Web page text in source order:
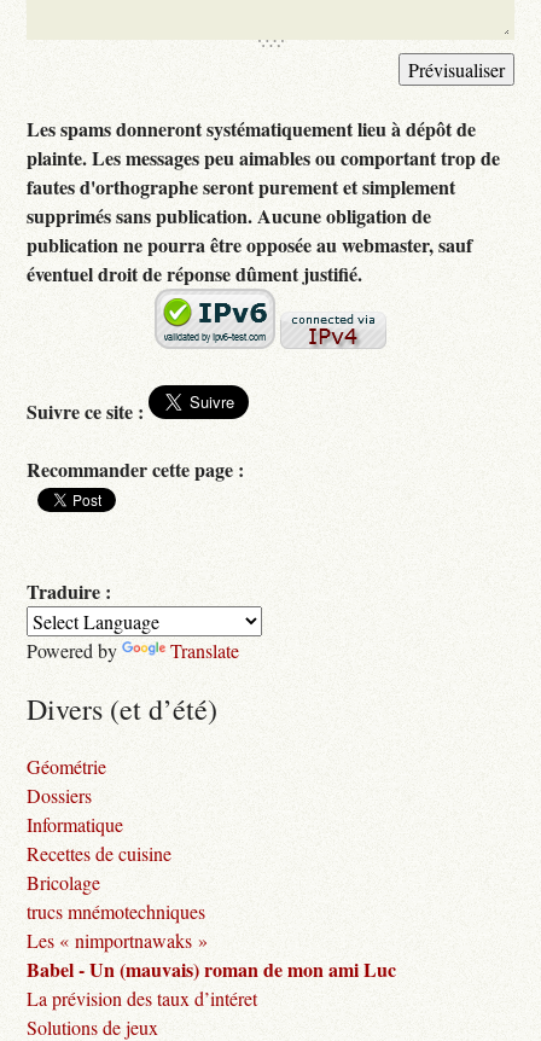
Les spams donneront systématiquement lieu à dépôt de
plainte. Les messages peu aimables ou comportant trop de
fautes d'orthographe seront purement et simplement
supprimés sans publication. Aucune obligation de
publication ne pourra être opposée au webmaster, sauf
éventuel droit de réponse dûment justifié.
Suivre ce site :
Recommander cette page :
Traduire :
Powered by Translate
Divers (et d’été)
Géométrie
Dossiers
Informatique
Recettes de cuisine
Bricolage
trucs mnémotechniques
Les « nimportnawaks »
Babel - Un (mauvais) roman de mon ami Luc
La prévision des taux d’intéret
Solutions de jeux